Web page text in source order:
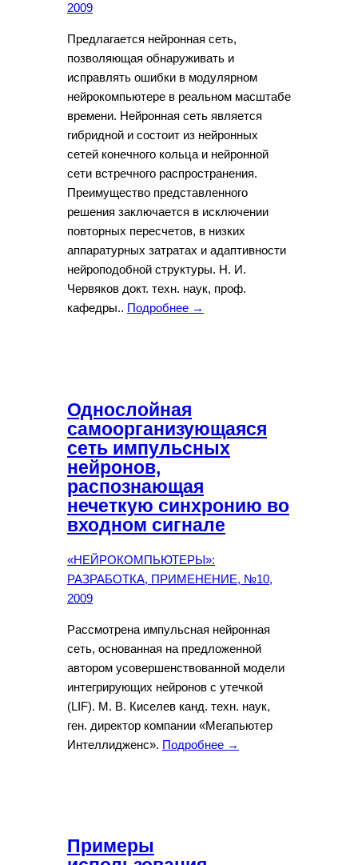
2009
Предлагается нейронная сеть,
позволяющая обнаруживать и
исправлять ошибки в модулярном
нейрокомпьютере в реальном масштабе
времени. Нейронная сеть является
гибридной и состоит из нейронных
сетей конечного кольца и нейронной
сети встречного распространения.
Преимущество представленного
решения заключается в исключении
повторных пересчетов, в низких
аппаратурных затратах и адаптивности
нейроподобной структуры. Н. И.
Червяков докт. техн. наук, проф.
кафедры.. Подробнее →
Однослойная
самоорганизующаяся
сеть импульсных
нейронов,
распознающая
нечеткую синхронию во
входном сигнале
«НЕЙРОКОМПЬЮТЕРЫ»:
РАЗРАБОТКА, ПРИМЕНЕНИЕ, №10,
2009
Рассмотрена импульсная нейронная
сеть, основанная на предложенной
автором усовершенствованной модели
интегрирующих нейронов с утечкой
(LIF). М. В. Киселев канд. техн. наук,
ген. директор компании «Мегапьютер
Интеллидженс». Подробнее →
Примеры